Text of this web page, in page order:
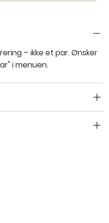
– ikke et par. Ønsker
i menuen.